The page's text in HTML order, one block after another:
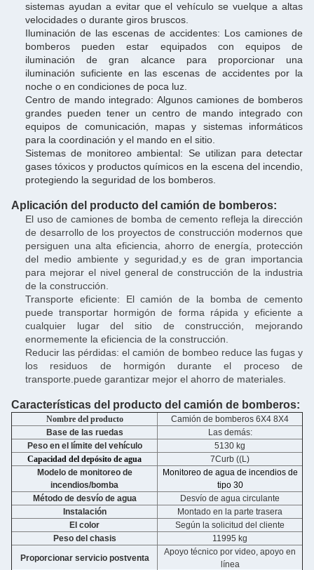
sistemas ayudan a evitar que el vehículo se vuelque a altas
velocidades o durante giros bruscos.
Iluminación de las escenas de accidentes: Los camiones de
bomberos pueden estar equipados con equipos de
iluminación de gran alcance para proporcionar una
iluminación suficiente en las escenas de accidentes por la
noche o en condiciones de poca luz.
Centro de mando integrado: Algunos camiones de bomberos
grandes pueden tener un centro de mando integrado con
equipos de comunicación, mapas y sistemas informáticos
para la coordinación y el mando en el sitio.
Sistemas de monitoreo ambiental: Se utilizan para detectar
gases tóxicos y productos químicos en la escena del incendio,
protegiendo la seguridad de los bomberos.
Aplicación del producto del camión de bomberos:
El uso de camiones de bomba de cemento refleja la dirección
de desarrollo de los proyectos de construcción modernos que
persiguen una alta eficiencia, ahorro de energía, protección
del medio ambiente y seguridad,y es de gran importancia
para mejorar el nivel general de construcción de la industria
de la construcción.
Transporte eficiente: El camión de la bomba de cemento
puede transportar hormigón de forma rápida y eficiente a
cualquier lugar del sitio de construcción, mejorando
enormemente la eficiencia de la construcción.
Reducir las pérdidas: el camión de bombeo reduce las fugas y
los residuos de hormigón durante el proceso de
transporte.puede garantizar mejor el ahorro de materiales.
Características del producto del camión de bomberos:
Nombre del producto
Camión de bomberos 6X4 8X4
Base de las ruedas
Las demás:
Peso en el límite del vehículo
5130 kg
Capacidad del depósito de agua
7Curb ((L)
Modelo de monitoreo de
incendios/bomba
Monitoreo de agua de incendios de
tipo 30
Método de desvío de agua
Desvío de agua circulante
Instalación
Montado en la parte trasera
El color
Según la solicitud del cliente
Peso del chasis
11995 kg
Proporcionar servicio postventa
Apoyo técnico por video, apoyo en
línea